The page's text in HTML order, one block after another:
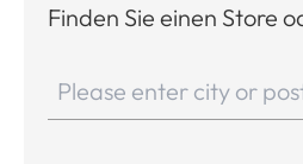
Finden Sie einen Store